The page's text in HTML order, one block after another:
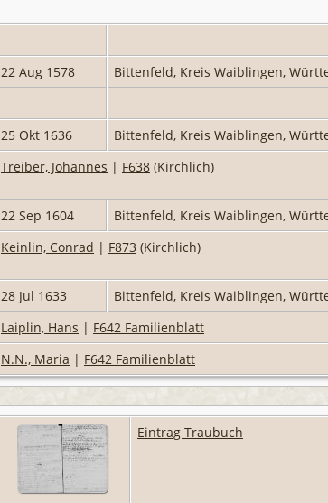
22 Aug 1578
Bittenfeld, Kreis Waiblingen,
25 Okt 1636
Bittenfeld, Kreis Waiblingen,
Treiber, Johannes | F638 (Kirchlich)
22 Sep 1604
Bittenfeld, Kreis Waiblingen,
Keinlin, Conrad | F873 (Kirchlich)
28 Jul 1633
Bittenfeld, Kreis Waiblingen,
Laiplin, Hans | F642 Familienblatt
N.N., Maria | F642 Familienblatt
Eintrag Traubuch